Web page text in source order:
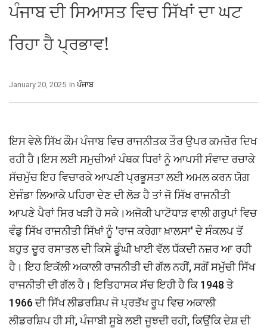
ਪੰਜਾਬ ਦੀ ਸਿਆਸਤ ਵਿਚ ਸਿੱਖਾਂ ਦਾ ਘਟ
ਰਿਹਾ ਹੈ ਪ੍ਰਭਾਵ!
In ਪੰਜਾਬ
January 20, 2025
ਇਸ ਵੇਲੇ ਸਿੱਖ ਕੌਮ ਪੰਜਾਬ ਵਿਚ ਰਾਜਨੀਤਕ ਤੌਰ ਉਪਰ ਕਮਜ਼ੋਰ ਦਿਖ
ਰਹੀ ਹੈ।ਇਸ ਲਈ ਸਮੁਚੀਆਂ ਪੰਥਕ ਧਿਰਾਂ ਨੂੰ ਆਪਸੀ ਸੰਵਾਦ ਰਚਾਕੇ
ਸੱਚਮੁੱਚ ਇਹ ਵਿਚਾਰਕੇ ਆਪਣੀ ਪ੍ਰਭੂਸਤਾ ਲਈ ਅਮਲ ਕਰਨ ਯੋਗ
ਏਜੰਡਾ ਲਿਆਕੇ ਪਹਿਰਾ ਦੇਣ ਦੀ ਲੋੜ ਹੈ ਤਾਂ ਜੋ ਸਿੱਖ ਰਾਜਨੀਤੀ
ਆਪਣੇ ਪੈਰਾਂ ਸਿਰ ਖੜੀ ਹੋ ਸਕੇ।ਅਜੋਕੀ ਪਾਟੋਧਾੜ ਵਾਲੀ ਗਰੁਪਾਂ ਵਿਚ
ਵੰਡੁ ਸਿੱਖ ਰਾਜਨੀਤੀ ਸਿੱਖਾਂ ਨੂੰ 'ਰਾਜ ਕਰੇਗਾ ਖ਼ਾਲਸਾ' ਦੇ ਸੰਕਲਪ ਤੋਂ
ਬਹੁਤ ਦੂਰ ਰਸਾਤਲ ਦੀ ਕਿਸੇ ਡੂੰਘੀ ਖਾਈ ਵੱਲ ਧੱਕਦੀ ਨਜ਼ਰ ਆ ਰਹੀ
ਹੈ। ਇਹ ਇਕੱਲੀ ਅਕਾਲੀ ਰਾਜਨੀਤੀ ਦੀ ਗੱਲ ਨਹੀਂ, ਸਗੋਂ ਸਮੁੱਚੀ ਸਿੱਖ
ਰਾਜਨੀਤੀ ਦੀ ਗੱਲ ਹੈ। ਇਤਿਹਾਸਕ ਸੱਚ ਇਹੀ ਹੈ ਕਿ 1948 ਤੇ
1966 ਦੀ ਸਿੱਖ ਲੀਡਰਸ਼ਿਪ ਜੋ ਪ੍ਰਤੱਖ ਰੂਪ ਵਿਚ ਅਕਾਲੀ
ਲੀਡਰਸ਼ਿਪ ਹੀ ਸੀ, ਪੰਜਾਬੀ ਸੂਬੇ ਲਈ ਜੂਝਦੀ ਰਹੀ, ਕਿਉਂਕਿ ਦੇਸ਼ ਦੀ